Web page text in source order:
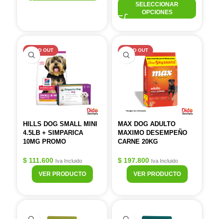
SELECCIONAR
OPCIONES
SOLD OUT
HILLS DOG SMALL MINI
4.5LB + SIMPARICA
10MG PROMO
$ 111.600 Iva Incluido
VER PRODUCTO
SOLD OUT
MAX DOG ADULTO
MAXIMO DESEMPEÑO
CARNE 20KG
$ 197.800 Iva Incluido
VER PRODUCTO